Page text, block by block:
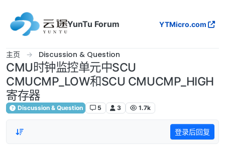
YunTu Forum
YTMicro.com
主页 Discussion & Question
CMU时钟监控单元中SCU
CMUCMP_LOW和SCU CMUCMP_HIGH
寄存器
Discussion & Question 5 3 1.7k
登录后回复